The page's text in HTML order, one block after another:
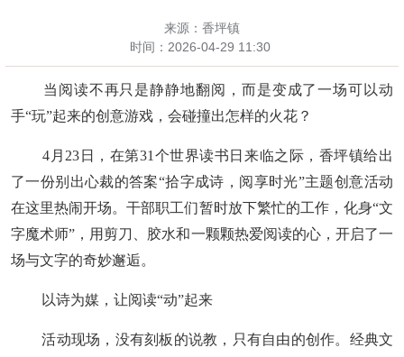
来源：香坪镇
时间： 2026-04-29 11:30
当阅读不再只是静静地翻阅，而是变成了一场可以动
手“玩”起来的创意游戏，会碰撞出怎样的火花？
4月23日，在第31个世界读书日来临之际，香坪镇给出
了一份别出心裁的答案“拾字成诗 ， 阅享时光”主题创意活动
在这里热闹开场。干部职工们暂时放下繁忙的工作，化身“文
字魔术师”，用剪刀、胶水和一颗颗热爱阅读的心，开启了一
场与文字的奇妙邂逅。
以诗为媒，让阅读“动”起来
活动现场，没有刻板的说教，只有自由的创作。经典文